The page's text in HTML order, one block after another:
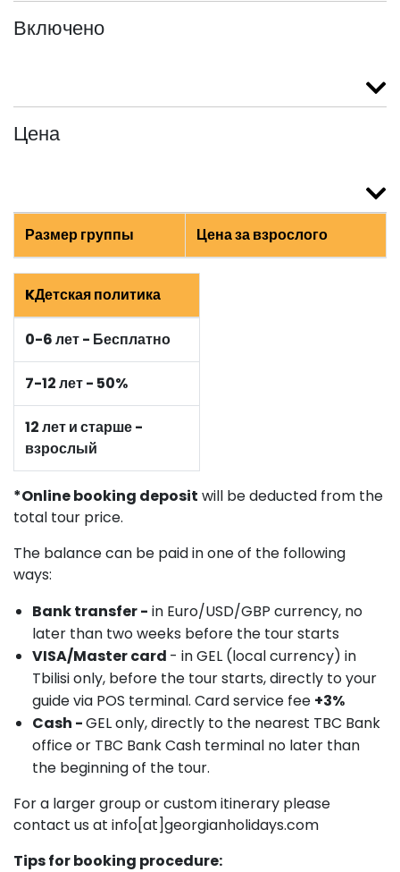
Включено
Цена
Размер группы Цена за взрослого
KДетская политика
0-6 лет - Бесплатно
7-12 лет - 50%
12 лет и старше -
взрослый
*Online booking deposit will be deducted from the
total tour price.
The balance can be paid in one of the following
ways:
Bank transfer - in Euro/USD/GBP currency, no
later than two weeks before the tour starts
VISA/Master card - in GEL (local currency) in
Tbilisi only, before the tour starts, directly to your
guide via POS terminal. Card service fee +3%
Cash -GEL only, directly to the nearest TBC Bank
office or TBC Bank Cash terminal no later than
the beginning of the tour.
For a larger group or custom itinerary please
contact us at info[at]georgianholidays.com
Tips for booking procedure: